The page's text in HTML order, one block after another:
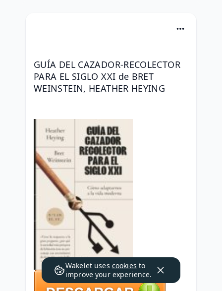
GUÍA DEL CAZADOR-RECOLECTOR
PARA EL SIGLO XXI de BRET
WEINSTEIN, HEATHER HEYING
Wakelet uses cookies to
improve your experience.